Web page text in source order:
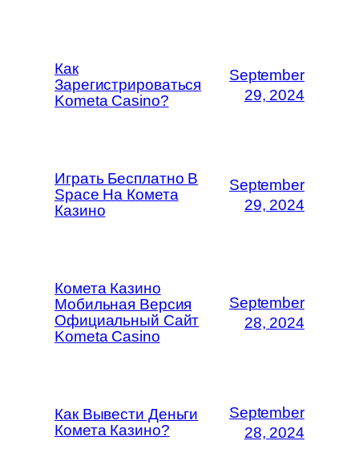
Как
Зарегистрироваться
Kometa Casino?
September
29, 2024
Играть Бесплатно В
Space На Комета
Казино
September
29, 2024
Комета Казино
Мобильная Версия
Официальный Сайт
Kometa Casino
September
28, 2024
Как Вывести Деньги
Комета Казино?
September
28, 2024